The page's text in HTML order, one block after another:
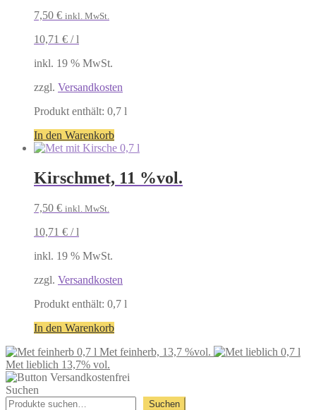
7,50 € inkl. MwSt.
10,71 € /l
inkl. 19 % MwSt.
zzgl. Versandkosten
Produkt enthält: 0,7 l
In den Warenkorb
Kirschmet, 11 %vol.
7,50 € inkl. MwSt.
10,71 € /l
inkl. 19 % MwSt.
zzgl. Versandkosten
Produkt enthält: 0,7 l
In den Warenkorb
Met feinherb, 13,7 %vol.
Met lieblich 13,7% vol.
Suchen
Suchen